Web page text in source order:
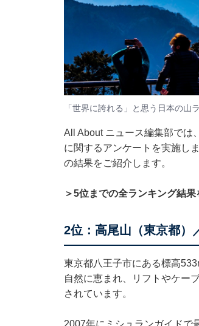
「世界に誇れる」と思う日本の山
All About ニュース編集部では
に関するアンケートを実施し
の結果をご紹介します。
＞5位までの全ランキング結果
2位：高尾山（東京都）
東京都八王子市にある標高
自然に恵まれ、リフトやケー
されています。
2007年にミシュランガイドで